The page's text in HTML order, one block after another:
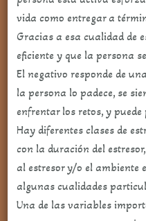
vida como entregar a
Gracias a esa cualidad de
eficiente y que la persona
El negativo responde de
la persona lo padece, se
enfrentar los retos, y
Hay diferentes clases de
con la duración del
al estresor y/o el ambiente
algunas cualidades
Una de las variables